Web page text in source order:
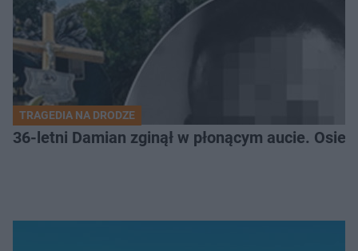
TRAGEDIA NA DRODZE
36-letni Damian zginął w płonącym aucie.